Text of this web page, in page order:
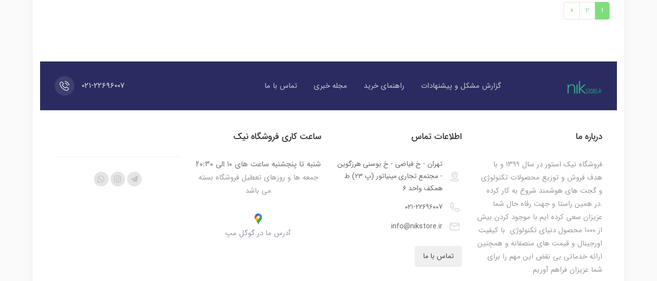
1
2
»
گزارش مشکل و پیشنهادات راهنمای خرید مجله خبری تماس با ما ۰۲۱-۲۲۶۹۶۰۰۷
درباره ما
فروشگاه نیک استور در سال ۱۳۹۹ و با
هدف فروش و توزیع محصولات تکنولوژی
و گجت های هوشمند شروع به کار کرده
.در همین راستا و جهت رفاه حال شما
عزیزان سعی کرده ایم با موجود کردن بیش
از ۱۰۰۰ محصول دنیای تکنولوژی با کیفیت
اورجینال و قیمت های منصفانه و همچنین
ارائه خدماتی بی نقض این مهم را برای
شما عزیزان فراهم آوریم .
اطلاعات تماس
تهران - خ فیاضی - خ بوسنی هرزگوین
- مجتمع تجاری مینیاتور (پ ۲۳) ط
همکف واحد ۶
۰۲۱-۲۲۶۹۶۰۰۷
info@nikstore.ir
تماس با ما
ساعت کاری فروشگاه نیک
شنبه تا پنجشنبه ساعت های ۱۰ الی ۲۰:۳۰
جمعه ها و روزهای تعطیل فروشگاه بسته
می باشد
آدرس ما در گوگل مپ